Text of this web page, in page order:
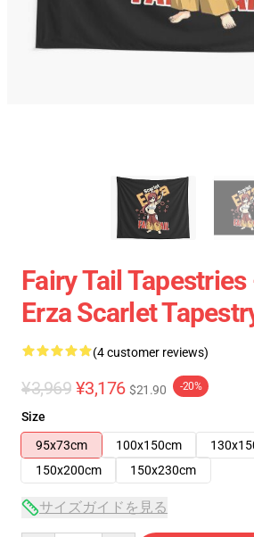
Fairy Tail
Erza Scarlet
(4 customer reviews)
¥3,969 ¥3,176 $21.90 -20%
Size
95x73cm
100x150cm
150x200cm
150x230cm
サイズガイドを見る